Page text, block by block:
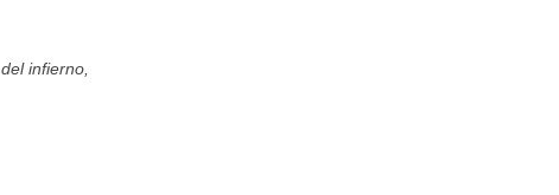
infierno,